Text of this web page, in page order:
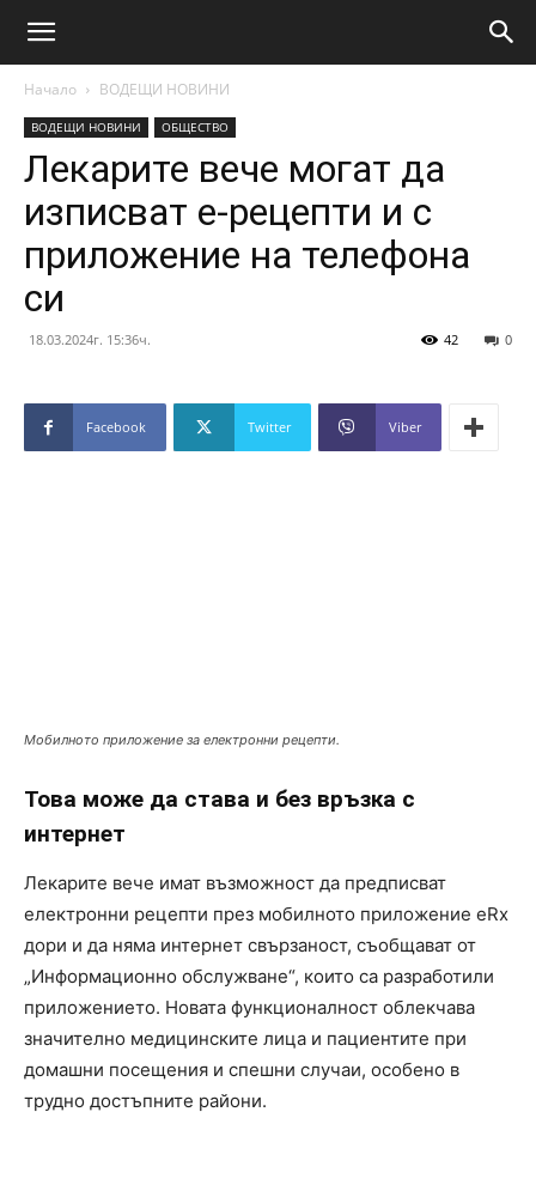
Начало ВОДЕЩИ НОВИНИ
ВОДЕЩИ НОВИНИ ОБЩЕСТВО
Лекарите вече могат да
изписват е-рецепти и с
приложение на телефона
си
18.03.2024г. 15:36ч. 0
42
Facebook Twitter Viber
Мобилното приложение за електронни рецепти.
Това може да става и без връзка с
интернет
Лекарите вече имат възможност да предписват
електронни рецепти през мобилното приложение eRx
дори и да няма интернет свързаност, съобщават от
„Информационно обслужване“, които са разработили
приложението. Новата функционалност облекчава
значително медицинските лица и пациентите при
домашни посещения и спешни случаи, особено в
трудно достъпните райони.